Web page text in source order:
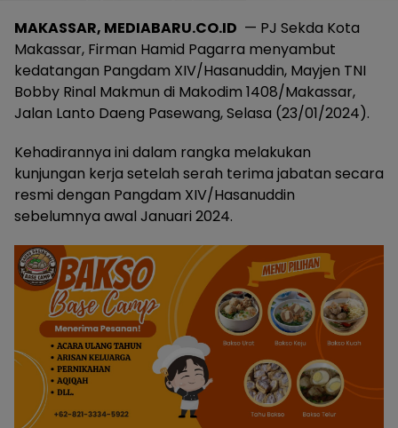
MAKASSAR, MEDIABARU.CO.ID — PJ Sekda Kota
Makassar, Firman Hamid Pagarra menyambut
kedatangan Pangdam XIV/Hasanuddin, Mayjen TNI
Bobby Rinal Makmun di Makodim 1408/Makassar,
Jalan Lanto Daeng Pasewang, Selasa (23/01/2024).
Kehadirannya ini dalam rangka melakukan
kunjungan kerja setelah serah terima jabatan secara
resmi dengan Pangdam XIV/Hasanuddin
sebelumnya awal Januari 2024.